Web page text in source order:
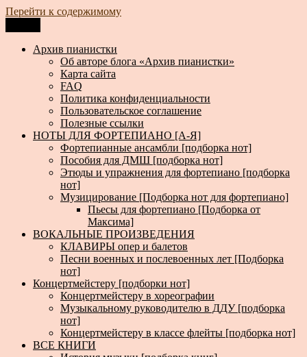
Перейти к содержимому
Архив пианистки
Всё для пианистов: ноты, книги, музыка, статьи…
Архив пианистки
Об авторе блога «Архив пианистки»
Карта сайта
FAQ
Политика конфиденциальности
Пользовательское соглашение
Полезные ссылки
НОТЫ ДЛЯ ФОРТЕПИАНО [А-Я]
Фортепианные ансамбли [подборка нот]
Пособия для ДМШ [подборка нот]
Этюды и упражнения для фортепиано [подборка
нот]
Музицирование [Подборка нот для фортепиано]
Пьесы для фортепиано [Подборка от
Максима]
ВОКАЛЬНЫЕ ПРОИЗВЕДЕНИЯ
КЛАВИРЫ опер и балетов
Песни военных и послевоенных лет [Подборка
нот]
Концертмейстеру [подборки нот]
Концертмейстеру в хореографии
Музыкальному руководителю в ДДУ [подборка
нот]
Концертмейстеру в классе флейты [подборка нот]
ВСЕ КНИГИ